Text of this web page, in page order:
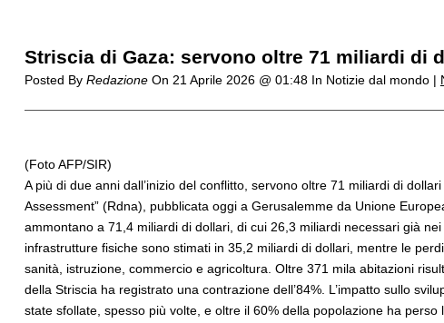
Striscia di Gaza: servono oltre 71 miliardi di
Posted By RedazioneOn 21 Aprile 2026 @ 01:48 In Notizie dal mondo |
(Foto AFP/SIR)
A più di due anni dall’inizio del conflitto, servono oltre 71 miliardi di
Assessment” (Rdna), pubblicata oggi a Gerusalemme da Unione
ammontano a 71,4 miliardi di dollari, di cui 26,3 miliardi necessari già
infrastrutture fisiche sono stimati in 35,2 miliardi di dollari, mentre le
sanità, istruzione, commercio e agricoltura. Oltre 371 mila abitazioni
della Striscia ha registrato una contrazione dell’84%. L’impatto sullo
state sfollate, spesso più volte, e oltre il 60% della popolazione ha